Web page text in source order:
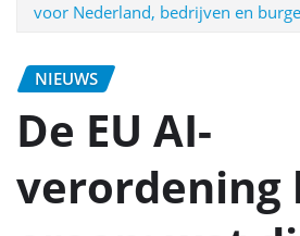
voor Nederland, bedrijven en
NIEUWS
De EU AI-
verordening